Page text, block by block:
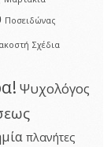
Ποσειδώνας
Σχέδια
Ψυχολόγος
πλανήτες